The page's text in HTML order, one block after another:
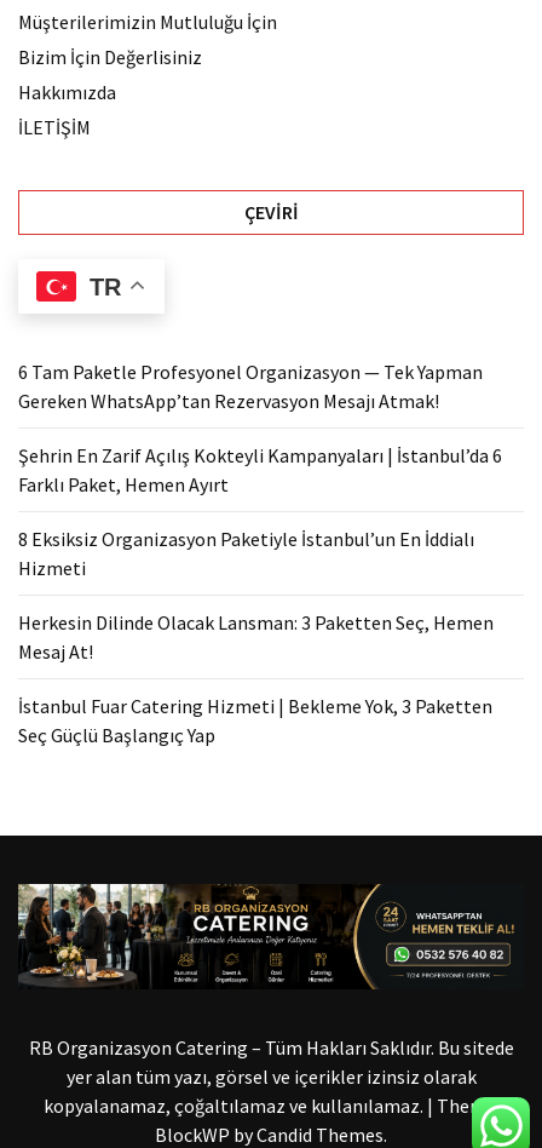
Müşterilerimizin Mutluluğu İçin
Bizim İçin Değerlisiniz
Hakkımızda
İLETİŞİM
ÇEVIRI
TR
6 Tam Paketle Profesyonel Organizasyon — Tek Yapman
Gereken WhatsApp’tan Rezervasyon Mesajı Atmak!
Şehrin En Zarif Açılış Kokteyli Kampanyaları | İstanbul’da 6
Farklı Paket, Hemen Ayırt
8 Eksiksiz Organizasyon Paketiyle İstanbul’un En İddialı
Hizmeti
Herkesin Dilinde Olacak Lansman: 3 Paketten Seç, Hemen
Mesaj At!
İstanbul Fuar Catering Hizmeti | Bekleme Yok, 3 Paketten
Seç Güçlü Başlangıç Yap
RB Organizasyon Catering – Tüm Hakları Saklıdır. Bu sitede
yer alan tüm yazı, görsel ve içerikler izinsiz olarak
kopyalanamaz, çoğaltılamaz ve kullanılamaz. | Theme:
BlockWP byCandid Themes.